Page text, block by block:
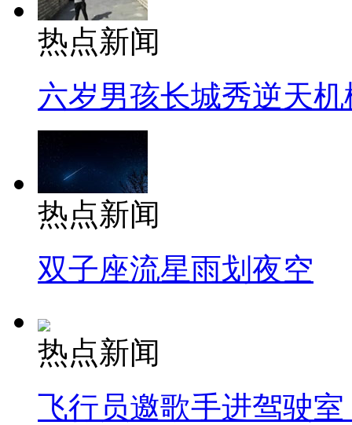
热点新闻
六岁男孩长城秀逆天机
热点新闻
双子座流星雨划夜空
热点新闻
飞行员邀歌手进驾驶